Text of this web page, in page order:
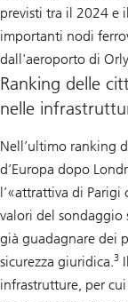
previsti tra il 2024 e
importanti nodi
dall'aeroporto di
Ranking delle
nelle
Nell’ultimo ranking
d’Europa dopo
l’«attrattiva di
valori del sondaggio
già guadagnare dei
sicurezza giuridica.3
infrastrutture, per